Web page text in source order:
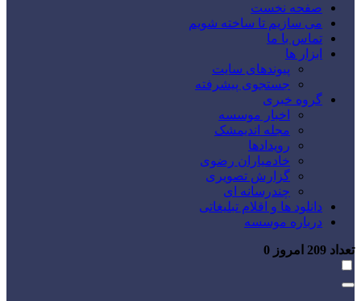
صفحه نخست
می سازیم تا ساخته شویم
تماس با ما
ابزار ها
پیوندهای سایت
جستجوی پیشرفته
گروه خبری
اخبار موسسه
مجله اندیمشک
رویدادها
خادمیاران رضوی
گزارش تصویری
چندرسانه ای
دانلود ها و اقلام تبلیغاتی
درباره موسسه
تعداد امروز 0